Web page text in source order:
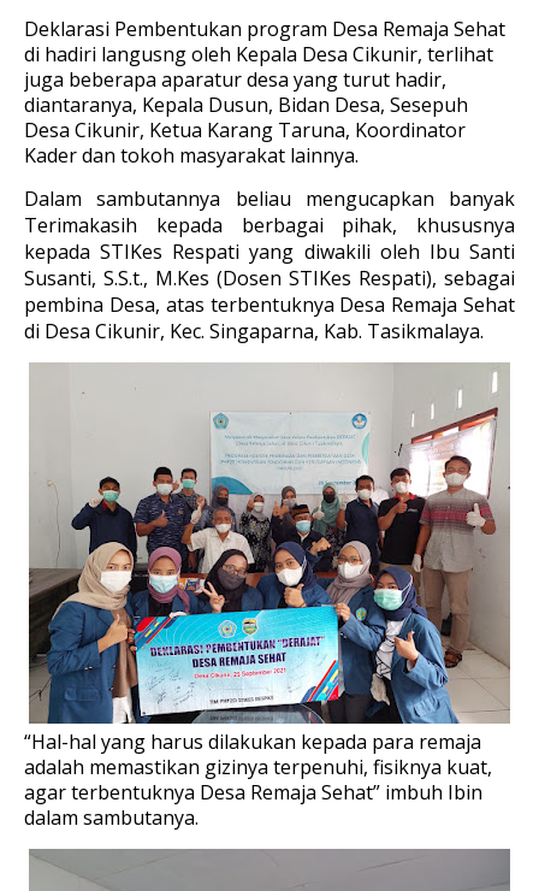
Deklarasi Pembentukan program Desa Remaja Sehat
di hadiri langusng oleh Kepala Desa Cikunir, terlihat
juga beberapa aparatur desa yang turut hadir,
diantaranya, Kepala Dusun, Bidan Desa, Sesepuh
Desa Cikunir, Ketua Karang Taruna, Koordinator
Kader dan tokoh masyarakat lainnya.
Dalam sambutannya beliau mengucapkan banyak
Terimakasih kepada berbagai pihak, khususnya
kepada STIKes Respati yang diwakili oleh Ibu Santi
Susanti, S.S.t., M.Kes (Dosen STIKes Respati), sebagai
pembina Desa, atas terbentuknya Desa Remaja Sehat
di Desa Cikunir, Kec. Singaparna, Kab. Tasikmalaya.
“Hal-hal yang harus dilakukan kepada para remaja
adalah memastikan gizinya terpenuhi, fisiknya kuat,
agar terbentuknya Desa Remaja Sehat” imbuh Ibin
dalam sambutanya.